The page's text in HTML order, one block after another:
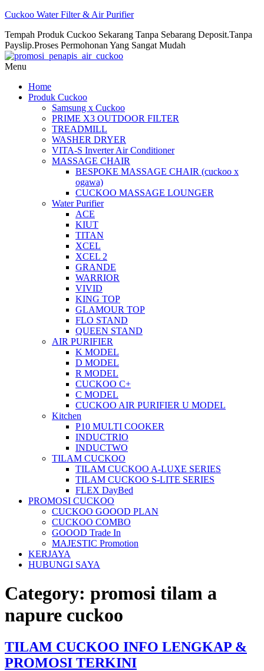
Cuckoo Water Filter & Air Purifier
Tempah Produk Cuckoo Sekarang Tanpa Sebarang Deposit.Tanpa
Payslip.Proses Permohonan Yang Sangat Mudah
Menu
Home
Produk Cuckoo
Samsung x Cuckoo
PRIME X3 OUTDOOR FILTER
TREADMILL
WASHER DRYER
VITA-S Inverter Air Conditioner
MASSAGE CHAIR
BESPOKE MASSAGE CHAIR (cuckoo x
ogawa)
CUCKOO MASSAGE LOUNGER
Water Purifier
ACE
KIUT
TITAN
XCEL
XCEL 2
GRANDE
WARRIOR
VIVID
KING TOP
GLAMOUR TOP
FLO STAND
QUEEN STAND
AIR PURIFIER
K MODEL
D MODEL
R MODEL
CUCKOO C+
C MODEL
CUCKOO AIR PURIFIER U MODEL
Kitchen
P10 MULTI COOKER
INDUCTRIO
INDUCTWO
TILAM CUCKOO
TILAM CUCKOO A-LUXE SERIES
TILAM CUCKOO S-LITE SERIES
FLEX DayBed
PROMOSI CUCKOO
CUCKOO GOOOD PLAN
CUCKOO COMBO
GOOOD Trade In
MAJESTIC Promotion
KERJAYA
HUBUNGI SAYA
Category: promosi tilam a
napure cuckoo
TILAM CUCKOO INFO LENGKAP &
PROMOSI TERKINI